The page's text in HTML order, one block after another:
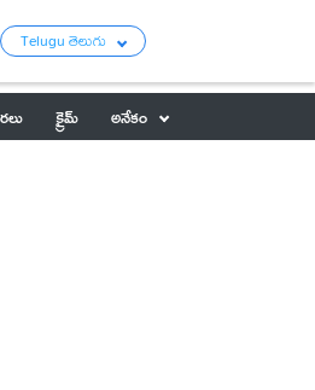
Telugu తెలుగు
క్రైమ్
అనేకం